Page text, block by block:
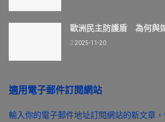
歐洲民主防護盾 為何與
2025-11-20
適用電子郵件訂閱網站
輸入你的電子郵件地址訂閱網站的新文章